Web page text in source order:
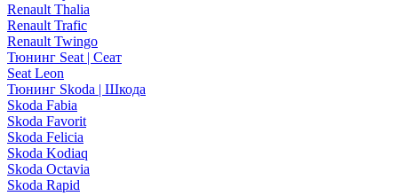
Renault Thalia
Renault Trafic
Renault Twingo
Тюнинг Seat | Сеат
Seat Leon
Тюнинг Skoda | Шкода
Skoda Fabia
Skoda Favorit
Skoda Felicia
Skoda Kodiaq
Skoda Octavia
Skoda Rapid